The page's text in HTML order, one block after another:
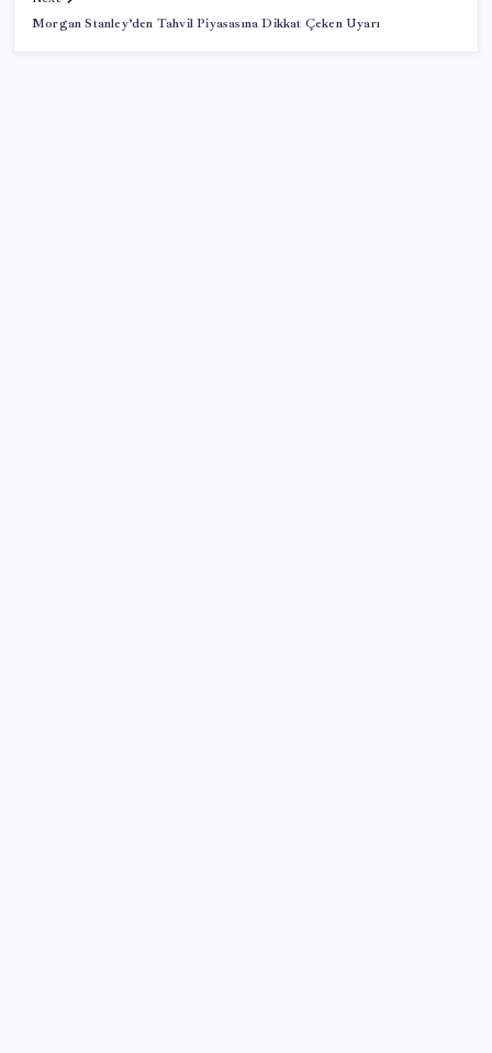
Morgan Stanley’den Tahvil Piyasasına Dikkat Çeken Uyarı